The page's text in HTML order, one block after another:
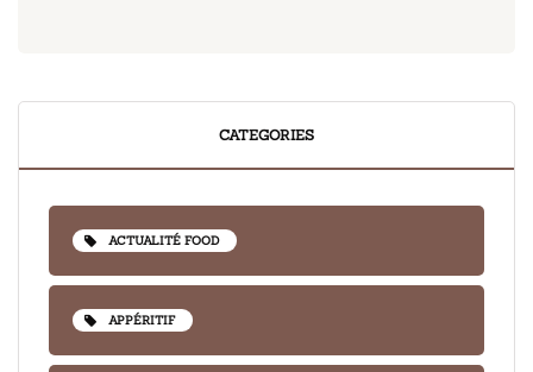
CATEGORIES
ACTUALITÉ FOOD
APPÉRITIF